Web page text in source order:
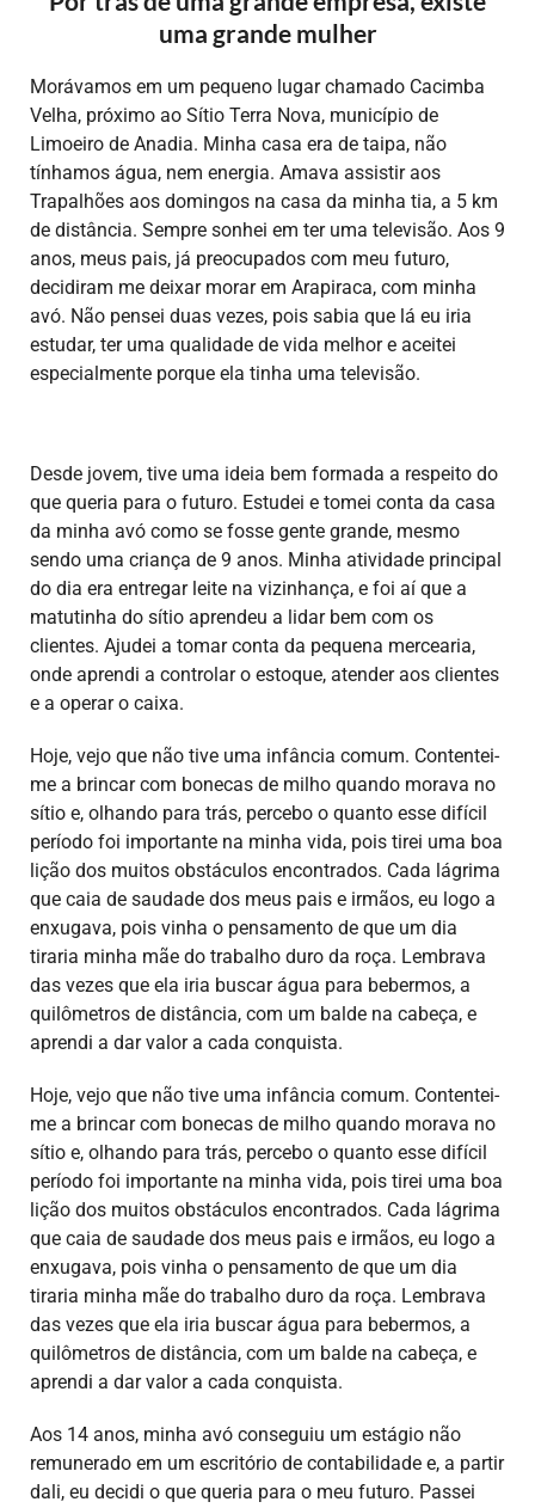
uma grande mulher
Morávamos em um pequeno lugar chamado Cacimba
Velha, próximo ao Sítio Terra Nova, município de
Limoeiro de Anadia. Minha casa era de taipa, não
tínhamos água, nem energia. Amava assistir aos
Trapalhões aos domingos na casa da minha tia, a 5 km
de distância. Sempre sonhei em ter uma televisão. Aos 9
anos, meus pais, já preocupados com meu futuro,
decidiram me deixar morar em Arapiraca, com minha
avó. Não pensei duas vezes, pois sabia que lá eu iria
estudar, ter uma qualidade de vida melhor e aceitei
especialmente porque ela tinha uma televisão.
Desde jovem, tive uma ideia bem formada a respeito do
que queria para o futuro. Estudei e tomei conta da casa
da minha avó como se fosse gente grande, mesmo
sendo uma criança de 9 anos. Minha atividade principal
do dia era entregar leite na vizinhança, e foi aí que a
matutinha do sítio aprendeu a lidar bem com os
clientes. Ajudei a tomar conta da pequena mercearia,
onde aprendi a controlar o estoque, atender aos clientes
e a operar o caixa.
Hoje, vejo que não tive uma infância comum. Contentei-
me a brincar com bonecas de milho quando morava no
sítio e, olhando para trás, percebo o quanto esse difícil
período foi importante na minha vida, pois tirei uma boa
lição dos muitos obstáculos encontrados. Cada lágrima
que caia de saudade dos meus pais e irmãos, eu logo a
enxugava, pois vinha o pensamento de que um dia
tiraria minha mãe do trabalho duro da roça. Lembrava
das vezes que ela iria buscar água para bebermos, a
quilômetros de distância, com um balde na cabeça, e
aprendi a dar valor a cada conquista.
Hoje, vejo que não tive uma infância comum. Contentei-
me a brincar com bonecas de milho quando morava no
sítio e, olhando para trás, percebo o quanto esse difícil
período foi importante na minha vida, pois tirei uma boa
lição dos muitos obstáculos encontrados. Cada lágrima
que caia de saudade dos meus pais e irmãos, eu logo a
enxugava, pois vinha o pensamento de que um dia
tiraria minha mãe do trabalho duro da roça. Lembrava
das vezes que ela iria buscar água para bebermos, a
quilômetros de distância, com um balde na cabeça, e
aprendi a dar valor a cada conquista.
Aos 14 anos, minha avó conseguiu um estágio não
remunerado em um escritório de contabilidade e, a partir
dali, eu decidi o que queria para o meu futuro. Passei